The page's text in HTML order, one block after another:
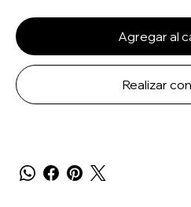
Agregar al
Realizar